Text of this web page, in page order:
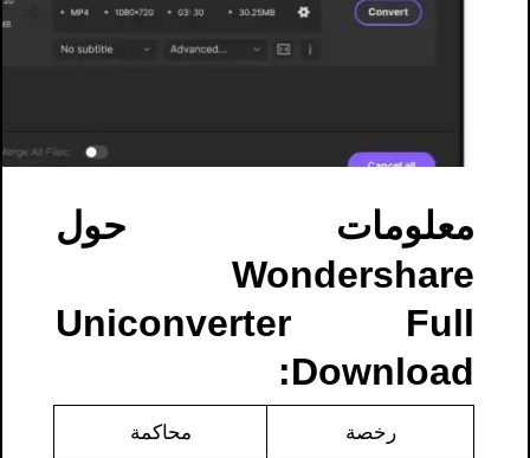
معلومات حول
Wondershare
Uniconverter Full
Download​:
رخصة محاكمة